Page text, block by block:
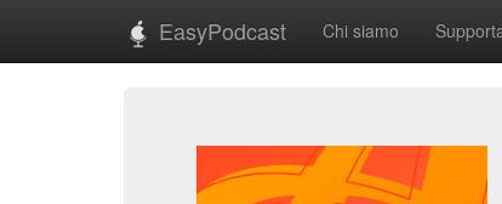
EasyPodcast Chi siamo